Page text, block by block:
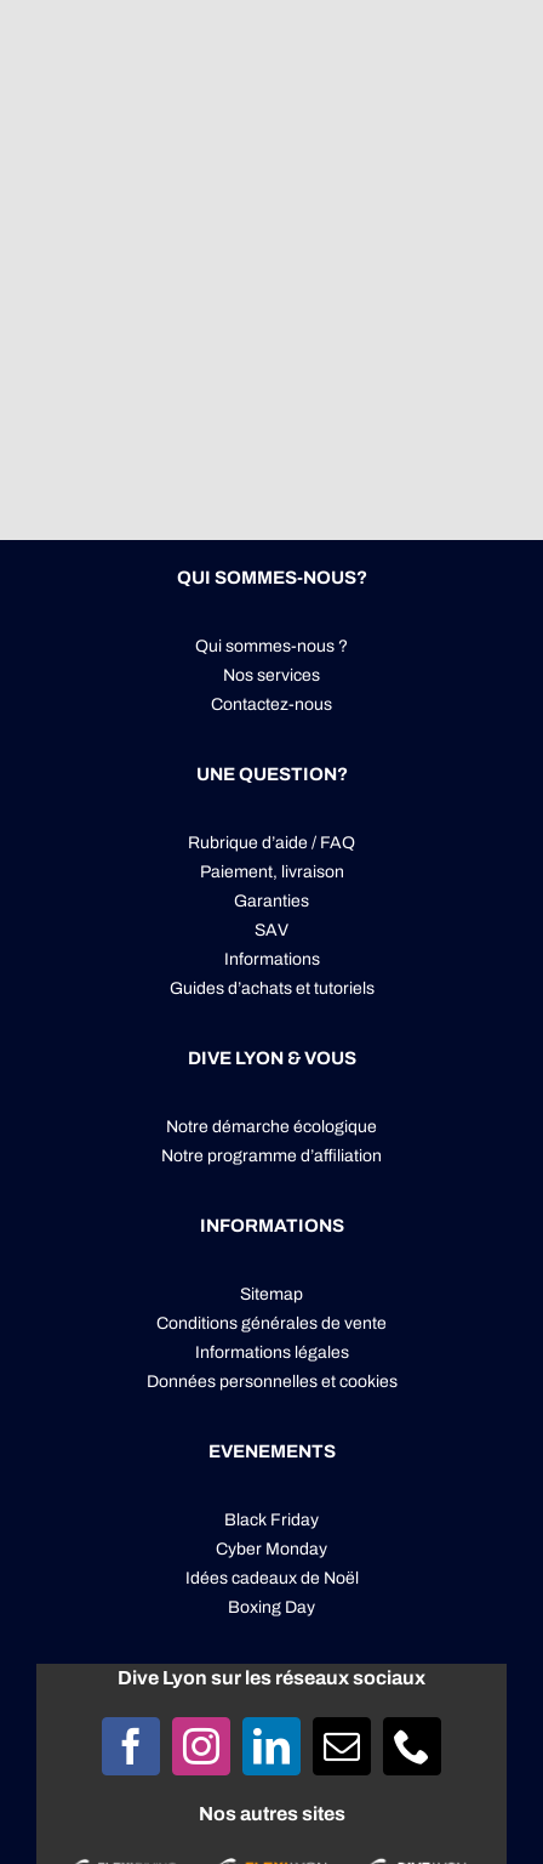
QUI SOMMES-NOUS?
Qui sommes-nous ?
Nos services
Contactez-nous
UNE QUESTION?
Rubrique d’aide / FAQ
Paiement, livraison
Garanties
SAV
Informations
Guides d’achats et tutoriels
DIVE LYON & VOUS
Notre démarche écologique
Notre programme d’affiliation
INFORMATIONS
Sitemap
Conditions générales de vente
Informations légales
Données personnelleset cookies
EVENEMENTS
Black Friday
Cyber Monday
Idées cadeaux de Noël
Boxing Day
Dive Lyon sur les réseaux sociaux
Nos autres sites